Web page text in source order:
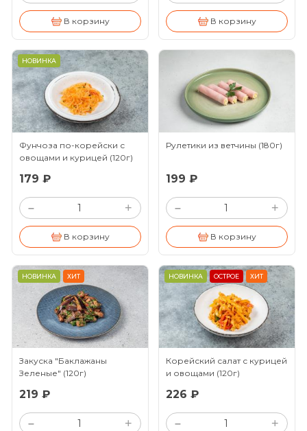
В корзину В корзину
НОВИНКА
Фунчоза по-корейски с
овощами и курицей (120г)
179 ₽
– +
В корзину
Рулетики из ветчины (180г)
199 ₽
– +
В корзину
НОВИНКА ХИТ
Закуска "Баклажаны
Зеленые" (120г)
219 ₽
– +
НОВИНКА ОСТРОЕ ХИТ
Корейский салат с курицей
и овощами (120г)
226 ₽
– +